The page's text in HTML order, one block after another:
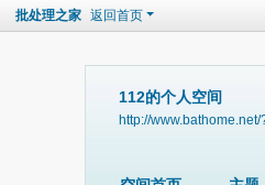
批处理之家 返回首页
112的个人空间
http://